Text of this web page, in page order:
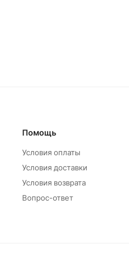
Помощь
Условия оплаты
Условия доставки
Условия возврата
Вопрос-ответ